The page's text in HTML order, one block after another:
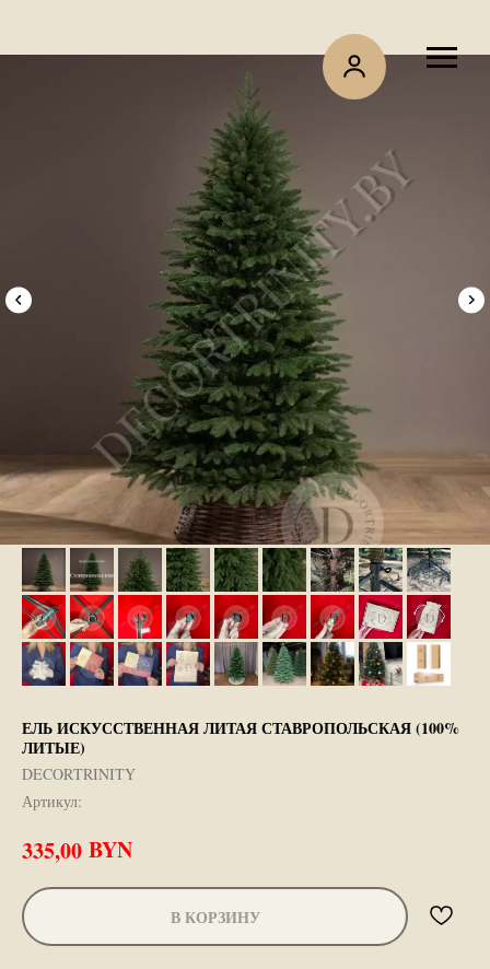
ЕЛЬ ИСКУССТВЕННАЯ ЛИТАЯ СТАВРОПОЛЬСКАЯ (100%
ЛИТЫЕ)
DECORTRINITY
Артикул:
335,00 BYN
В КОРЗИНУ